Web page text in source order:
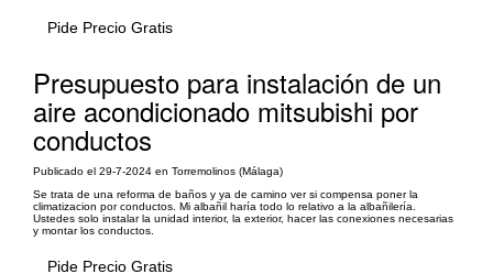
Pide Precio Gratis
Presupuesto para instalación de un
aire acondicionado mitsubishi por
conductos
Publicado el 29-7-2024 en Torremolinos (Málaga)
Se trata de una reforma de baños y ya de camino ver si compensa poner la
climatizacion por conductos. Mi albañil haría todo lo relativo a la albañilería.
Ustedes solo instalar la unidad interior, la exterior, hacer las conexiones necesarias
y montar los conductos.
Pide Precio Gratis